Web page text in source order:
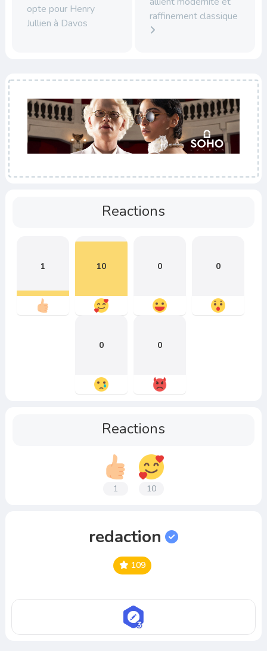
opte pour Henry
Jullien à Davos
raffinement classique
Reactions
1 10 0 0
0 0
Reactions
1 10
redaction
109